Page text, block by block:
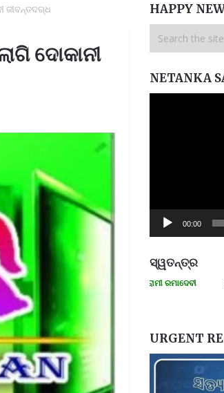
ଜୀବନ୍ତଦଗ୍ଧ
ଦୋକାନୀ
HAPPY
NETANKA
00:00
ସ୍ୱତନ୍ତ୍ର
ମନେ ପଡନ୍ତି: ସ୍ୱାଧୀନତା ସଂଗ୍ରାମୀ ରମାଦେବୀ ଗୁରୁ
URGENT